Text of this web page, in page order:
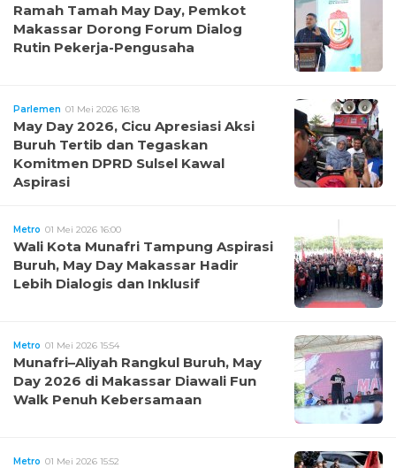
Ramah Tamah May Day, Pemkot
Makassar Dorong Forum Dialog
Rutin Pekerja-Pengusaha
Parlemen 01 Mei 2026 16:18
May Day 2026, Cicu Apresiasi Aksi
Buruh Tertib dan Tegaskan
Komitmen DPRD Sulsel Kawal
Aspirasi
Metro 01 Mei 2026 16:00
Wali Kota Munafri Tampung Aspirasi
Buruh, May Day Makassar Hadir
Lebih Dialogis dan Inklusif
Metro 01 Mei 2026 15:54
Munafri–Aliyah Rangkul Buruh, May
Day 2026 di Makassar Diawali Fun
Walk Penuh Kebersamaan
Metro 01 Mei 2026 15:52